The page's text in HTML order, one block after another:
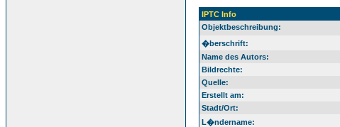
IPTC Info
Objektbeschreibung:
�berschrift:
Name des Autors:
Bildrechte:
Quelle:
Erstellt am:
Stadt/Ort:
L�ndername: